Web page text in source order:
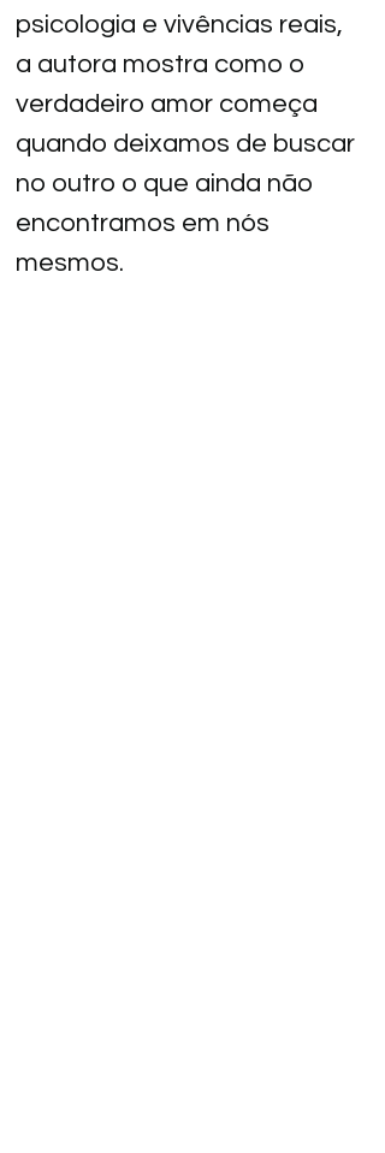
psicologia e vivências reais,
a autora mostra como o
verdadeiro amor começa
quando deixamos de buscar
no outro o que ainda não
encontramos em nós
mesmos.